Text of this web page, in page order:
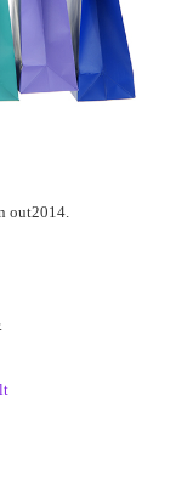
out2014.